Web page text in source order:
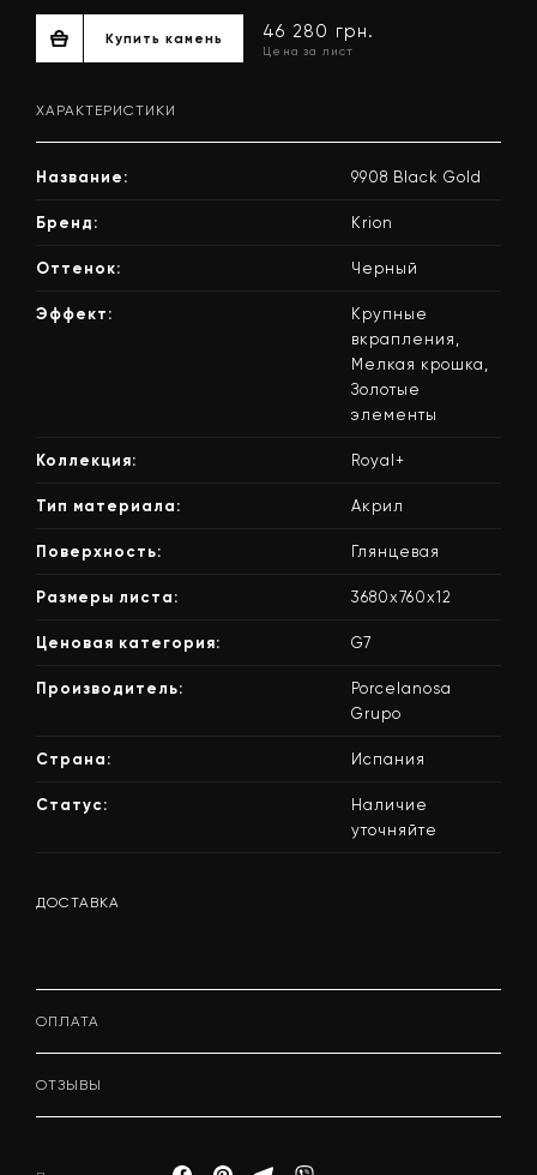
46 280 грн.
Цена за лист
ХАРАКТЕРИСТИКИ
Название: 9908 Black Gold
Бренд: Krion
Оттенок: Черный
Эффект:
Крупные
вкрапления,
Мелкая крошка,
Золотые
элементы
Коллекция: Royal+
Тип материала: Акрил
Поверхность: Глянцевая
Размеры листа: 3680x760x12
Ценовая категория: G7
Производитель:
Porcelanosa
Grupo
Страна: Испания
Статус:
Наличие
уточняйте
ДОСТАВКА
ОПЛАТА
ОТЗЫВЫ